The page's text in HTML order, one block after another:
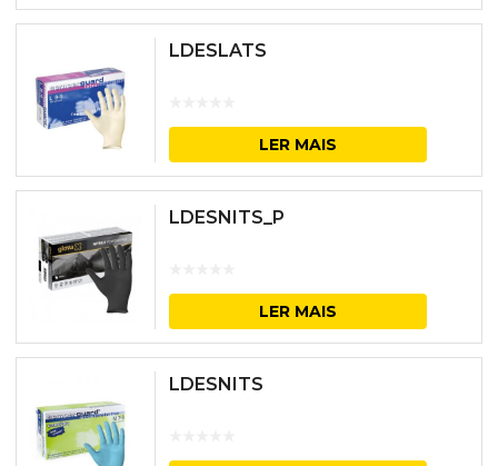
LDESLATS
LER MAIS
LDESNITS_P
LER MAIS
LDESNITS